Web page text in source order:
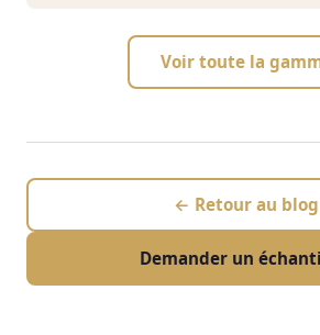
Voir toute la
← Retour au blog
Demander un